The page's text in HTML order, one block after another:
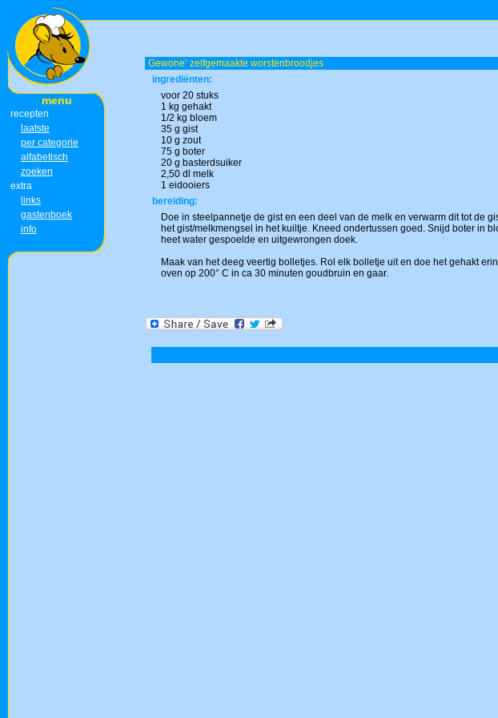
menu
recepten
laatste
per categorie
alfabetisch
zoeken
extra
links
gastenboek
info
Gewone’ zelfgemaakte worstenbroodjes
ingrediënten:
voor 20 stuks
1 kg gehakt
1/2 kg bloem
35 g gist
10 g zout
75 g boter
20 g basterdsuiker
2,50 dl melk
1 eidooiers
bereiding:
Doe in steelpannetje de gist en een deel van de melk en verwarm dit tot de
het gist/melkmengsel in het kuiltje. Kneed ondertussen goed. Snijd boter in
heet water gespoelde en uitgewrongen doek.
Maak van het deeg veertig bolletjes. Rol elk bolletje uit en doe het gehakt
oven op 200° C in ca 30 minuten goudbruin en gaar.